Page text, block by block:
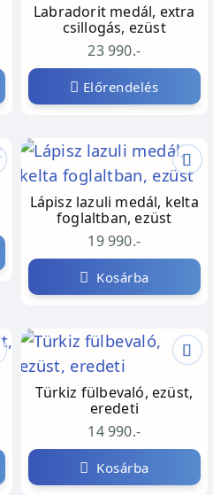
Labradorit medál, extra
csillogás, ezüst
23 990.-
Előrendelés
Lápisz lazuli medál, kelta
foglaltban, ezüst
19 990.-
Kosárba
Türkiz fülbevaló, ezüst,
eredeti
14 990.-
Kosárba